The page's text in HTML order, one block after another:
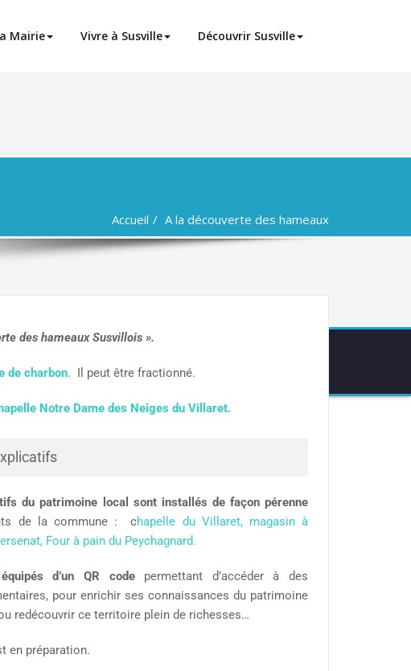
Mairie Vivre à Susville Découvrir Susville
Accueil A la découverte des hameaux
des hameaux Susvillois ».
de charbon. Il peut être fractionné.
Notre Dame des Neiges du Villaret.
du patrimoine local sont installés de façon pérenne
de la commune : chapelle du Villaret, magasin à
Four à pain du Peychagnard.
d’un QR codepermettant d’accéder à des
pour enrichir ses connaissances du patrimoine
redécouvrir ce territoire plein de richesses…
en préparation.